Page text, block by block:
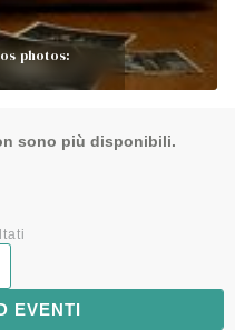
photos:
sono più disponibili.
EVENTI